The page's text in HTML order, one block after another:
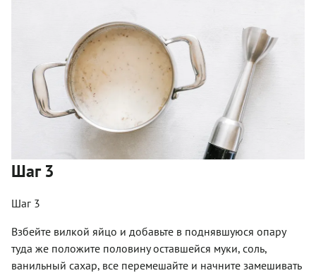
Шаг 3
Шаг 3
Взбейте вилкой яйцо и добавьте в поднявшуюся опару
туда же положите половину оставшейся муки, соль,
ванильный сахар, все перемешайте и начните замешивать